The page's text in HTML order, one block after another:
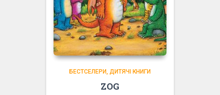
БЕСТСЕЛЕРИ ДИТЯЧІ КНИГИ
ZOG